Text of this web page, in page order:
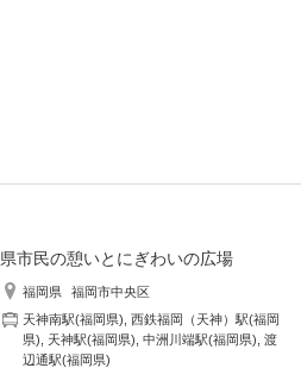
県市民の憩いとにぎわいの広場
福岡県
福岡市中央区
天神南駅(福岡県) ,西鉄福岡（天神）駅(福岡
県)
天神駅(福岡県) ,中洲川端駅(福岡県) ,渡
辺通駅(福岡県)